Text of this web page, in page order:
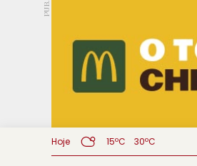
PUB.
Hoje 15ºC 30ºC